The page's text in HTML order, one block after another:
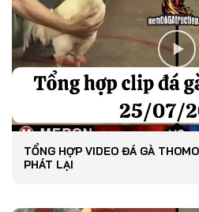
TỔNG HỢP VIDEO ĐÁ GÀ
PHÁT LẠI